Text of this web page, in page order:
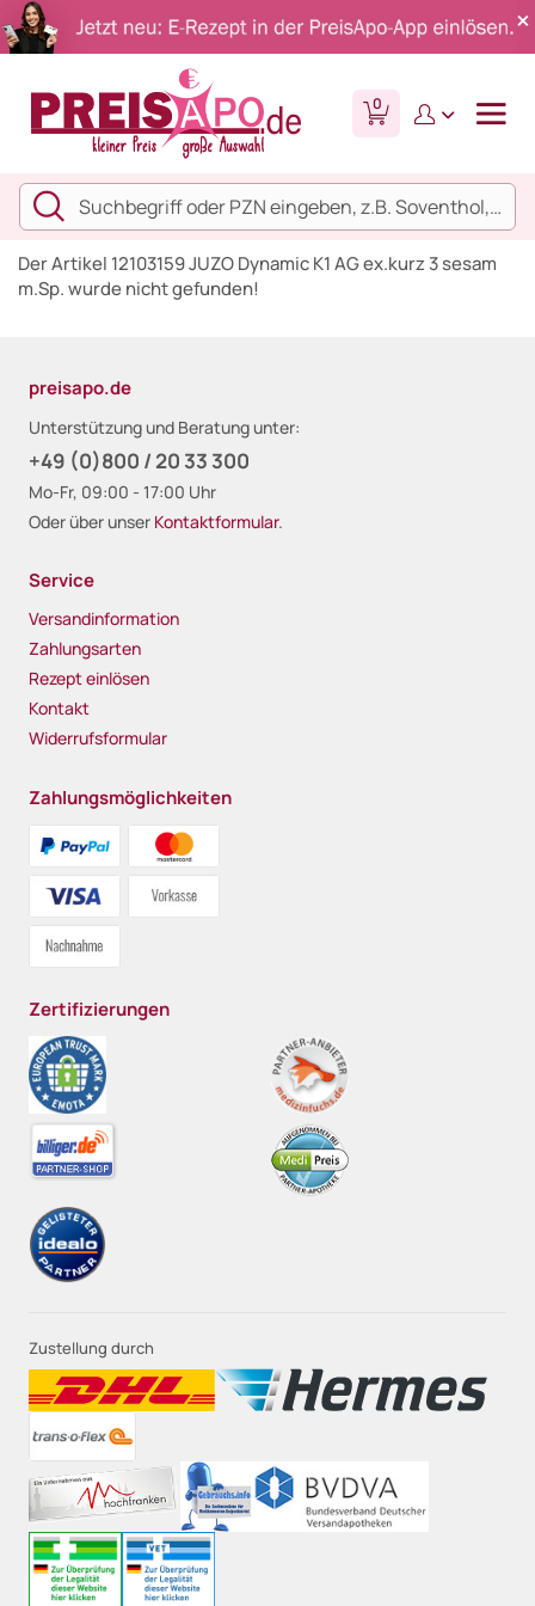
0
Der Artikel 12103159 JUZO Dynamic K1 AG ex.kurz 3 sesam
m.Sp. wurde nicht gefunden!
preisapo.de
Unterstützung und Beratung unter:
+49 (0)800 / 20 33 300
Mo-Fr, 09:00 - 17:00 Uhr
Oder über unser Kontaktformular.
Service
Versandinformation
Zahlungsarten
Rezept einlösen
Kontakt
Widerrufsformular
Zahlungsmöglichkeiten
Zertifizierungen
Zustellung durch